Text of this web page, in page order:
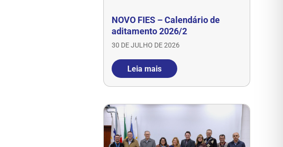
NOVO FIES – Calendário de
aditamento 2026/2
30 DE JULHO DE 2026
Leia mais